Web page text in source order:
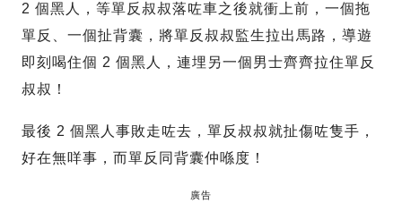
2 個黑人，等單反叔叔落咗車之後就衝上前，一個拖
單反、一個扯背囊，將單反叔叔監生拉出馬路，導遊
即刻喝住個 2 個黑人，連埋另一個男士齊齊拉住單反
叔叔！
最後 2 個黑人事敗走咗去，單反叔叔就扯傷咗隻手，
好在無咩事，而單反同背囊仲喺度！
廣告